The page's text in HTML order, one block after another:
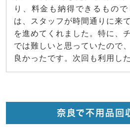
り、料金も納得できるもの
は、スタッフが時間通りに来
を進めてくれました。特に、
では難しいと思っていたので
良かったです。次回も利用し
奈良で不用品回